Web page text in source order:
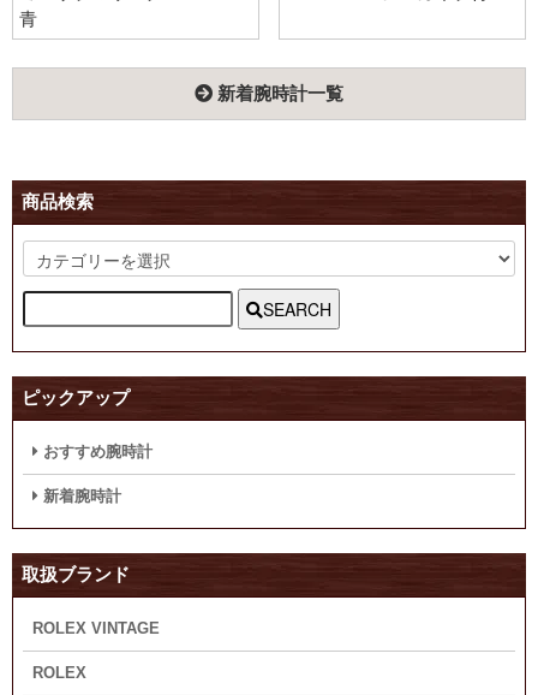
青
新着腕時計一覧
商品検索
SEARCH
ピックアップ
おすすめ腕時計
新着腕時計
取扱ブランド
ROLEX VINTAGE
ROLEX